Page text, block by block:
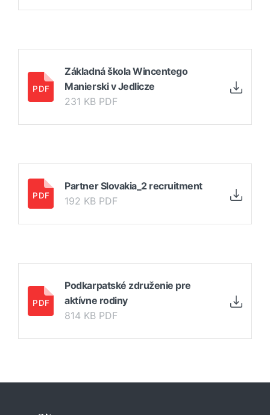
Základná škola Wincentego
Manierski v Jedlicze
231 KB PDF
Partner Slovakia_2 recruitment
192 KB PDF
Podkarpatské združenie pre
aktívne rodiny
814 KB PDF